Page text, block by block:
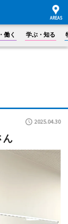
働く 学ぶ・知る
2025.04.30
ん